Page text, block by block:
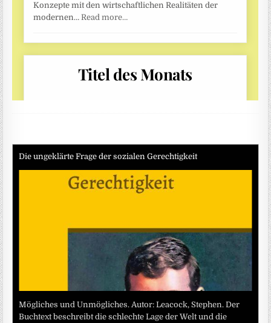
Die ungeklärte Frage der sozialen Gerechtigkeit
Mögliches und Unmögliches. Autor: Leacock, Stephen. Der
Buchtext beschreibt die schlechte Lage der Welt und die